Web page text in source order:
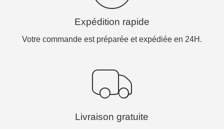
Expédition rapide
Votre commande est préparée et expédiée en 24H.
Livraison gratuite